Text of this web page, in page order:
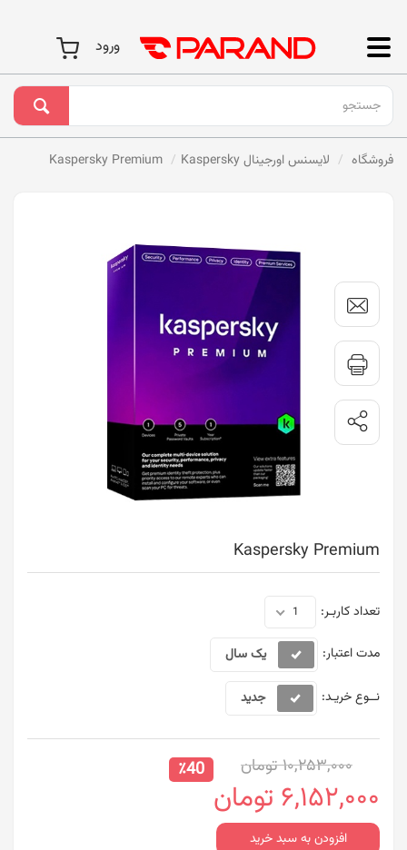
ورود
فروشگاه لایسنس اورجینال Kaspersky Kaspersky Premium
Kaspersky Premium
تعداد کاربـر: 1
مدت اعتبار: یک سال
نــوع خریـد: جدید
10,253,000 تومان
6,152,000 تومان
افزودن به سبد خرید
٪40